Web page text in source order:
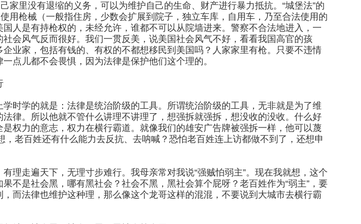
家里没有退缩的义务，可以为维护自己的生命、财产进行暴力抵抗。“城堡法”的
用枪械（一般指住房，少数会扩展到院子，独立车库，自用车，乃至合法使用的
人是有持枪权的，未经允许，谁都不可以从院墙进来。警察不合法地进入，一
会风气反而很好。我们一贯反美，说美国社会风气不好，看看我国高官的孩
业家，包括有钱的、有权的不都想移民到美国吗？人家家里有枪。只要不违情
点儿都不会畏惧，因为法律是保护他们这个理的。
时学的就是：法律是统治阶级的工具。所谓统治阶级的工具，无非就是为了维
律。所以他就不管什么讲理不讲理了，想强拆就强拆，想没收的没收。什么好
是权力的意志，权力在横行霸道。就像我们的雄安广告牌被强拆一样，他可以蔑
，老百姓还有什么能力去反抗、去呐喊？恐怕老百姓连上访都做不到了，还想申
理走遍天下，无理寸步难行。我母亲常对我说“强贼怕弱主”。现在我就想，这个
不是社会黑，哪有黑社会？社会不黑，黑社会算个屁呀？老百姓作为“弱主”，要
而法律也维护这种理，那么像这个龙哥这样的混混，不要说到大城市去横行霸